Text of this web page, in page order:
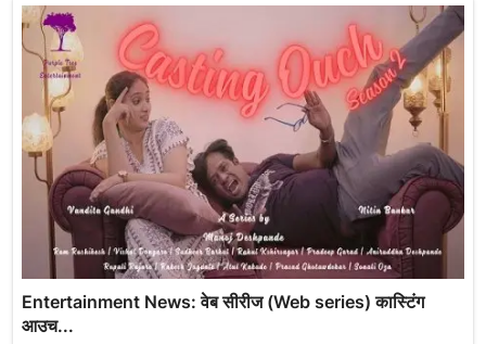
Entertainment News: वेब सीरीज (Web series) कास्टिंग
आउच...